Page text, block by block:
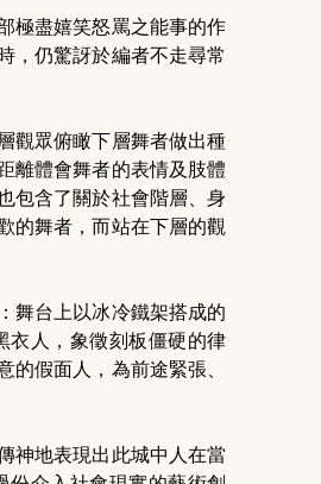
極盡嬉笑怒罵之能事的作
，仍驚訝於編者不走尋常
觀眾俯瞰下層舞者做出種
離體會舞者的表情及肢體
包含了關於社會階層、身
的舞者，而站在下層的觀
舞台上以冰冷鐵架搭成的
衣人，象徵刻板僵硬的律
假面人，為前途緊張、
神地表現出此城中人在當